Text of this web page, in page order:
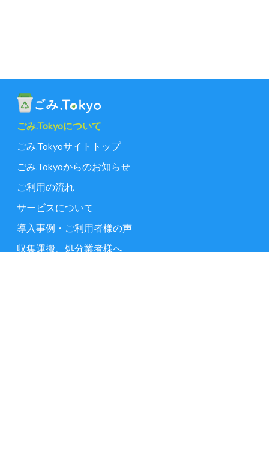
ごみ.Tokyoについて
ごみ.Tokyoサイトトップ
ごみ.Tokyoからのお知らせ
ご利用の流れ
サービスについて
導入事例・ご利用者様の声
収集運搬、処分業者様へ